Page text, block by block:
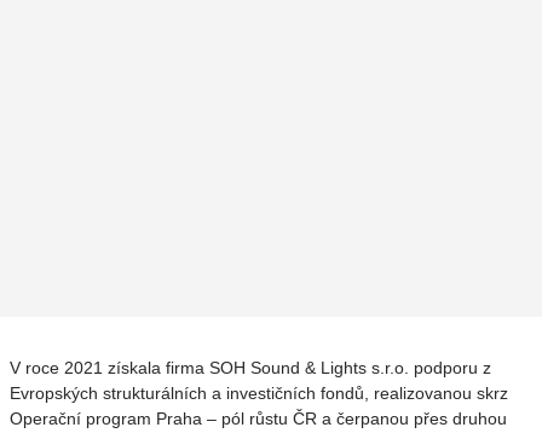
V roce 2021 získala firma SOH Sound & Lights s.r.o. podporu z
Evropských strukturálních a investičních fondů, realizovanou skrz
Operační program Praha – pól růstu ČR a čerpanou přes druhou